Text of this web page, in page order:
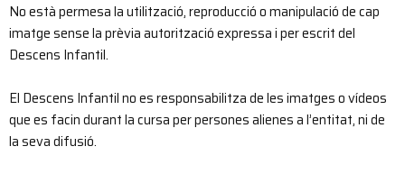
No està permesa la utilització, reproducció o manipulació de cap
imatge sense la prèvia autorització expressa i per escrit del
Descens Infantil.
El Descens Infantil no es responsabilitza de les imatges o vídeos
que es facin durant la cursa per persones alienes a l’entitat, ni de
la seva difusió.